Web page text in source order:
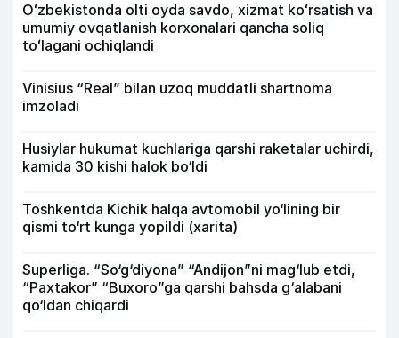
Oʻzbekistonda olti oyda savdo, xizmat koʻrsatish va
umumiy ovqatlanish korxonalari qancha soliq
toʻlagani ochiqlandi
Vinisius “Real” bilan uzoq muddatli shartnoma
imzoladi
Husiylar hukumat kuchlariga qarshi raketalar uchirdi,
kamida 30 kishi halok bo‘ldi
Toshkentda Kichik halqa avtomobil yo‘lining bir
qismi to‘rt kunga yopildi (xarita)
Superliga. “So‘g‘diyona” “Andijon”ni mag‘lub etdi,
“Paxtakor” “Buxoro”ga qarshi bahsda g‘alabani
qo‘ldan chiqardi